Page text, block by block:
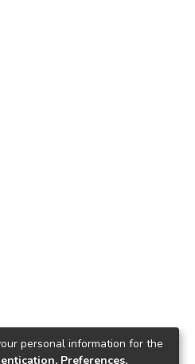
personal information for the
Preferences,